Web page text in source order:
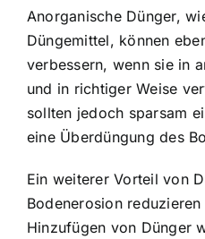
Anorganische Dünger,
Düngemittel, können
verbessern, wenn sie in
und in richtiger Weise
sollten jedoch sparsam
eine Überdüngung des
Ein weiterer Vorteil von
Bodenerosion
Hinzufügen von Dünger